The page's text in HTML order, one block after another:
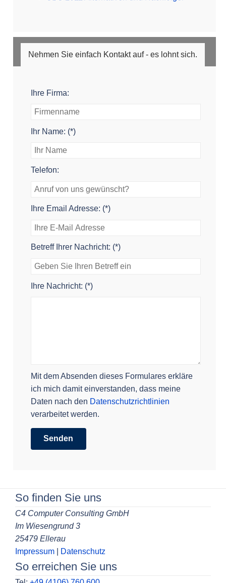
Nehmen Sie einfach Kontakt auf - es lohnt sich.
Ihre Firma:
Ihr Name: (*)
Telefon:
Ihre Email Adresse: (*)
Betreff Ihrer Nachricht: (*)
Ihre Nachricht: (*)
Mit dem Absenden dieses Formulares erkläre
ich mich damit einverstanden, dass meine
Daten nach den Datenschutzrichtlinien
verarbeitet werden.
So finden Sie uns
C4 Computer Consulting GmbH
Im Wiesengrund 3
25479 Ellerau
Impressum
Datenschutz
So erreichen Sie uns